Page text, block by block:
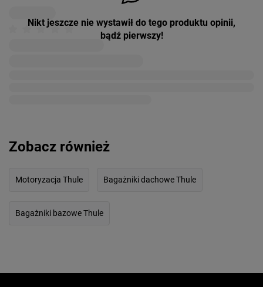
Nikt jeszcze nie wystawił do tego produktu opinii,
bądź pierwszy!
Zobacz również
Motoryzacja Thule Bagażniki dachowe Thule
Bagażniki bazowe Thule